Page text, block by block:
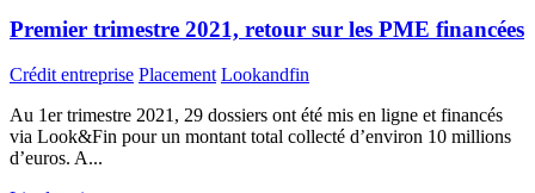
Premier trimestre 2021, retour sur les PME financées
Crédit entreprise Placement Lookandfin
Au 1er trimestre 2021, 29 dossiers ont été mis en ligne et financés
via Look&Fin pour un montant total collecté d’environ 10 millions
d’euros. A...